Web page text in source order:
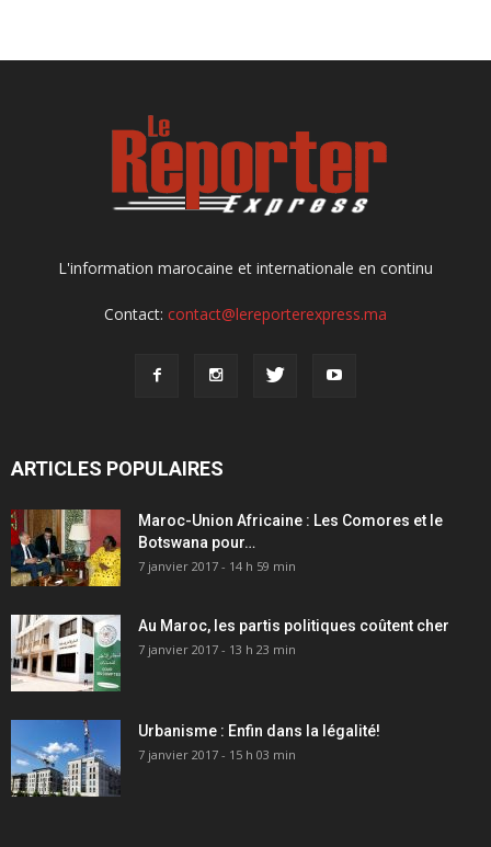
L'information marocaine et internationale en continu
Contact: contact@lereporterexpress.ma
ARTICLES POPULAIRES
Maroc-Union Africaine : Les Comores et le
Botswana pour…
7 janvier 2017 - 14 h 59 min
Au Maroc, les partis politiques coûtent cher
7 janvier 2017 - 13 h 23 min
Urbanisme : Enfin dans la légalité!
7 janvier 2017 - 15 h 03 min